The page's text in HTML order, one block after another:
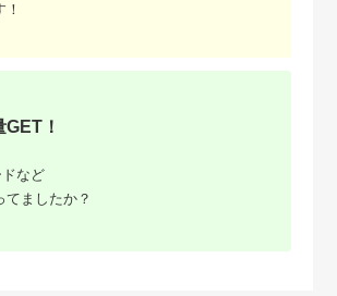
！
など
てましたか？